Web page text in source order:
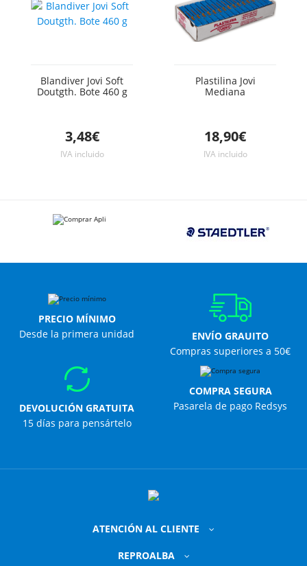
Blandiver Jovi Soft
Doutgth. Bote 460 g
3,48€
IVA incluido
Plastilina Jovi
Mediana
18,90€
IVA incluido
PRECIO MÍNIMO
Desde la primera unidad
ENVÍO GRAUITO
Compras superiores a 50€
DEVOLUCIÓN GRATUITA
15 días para pensártelo
COMPRA SEGURA
Pasarela de pago Redsys
ATENCIÓN AL CLIENTE
REPROALBA